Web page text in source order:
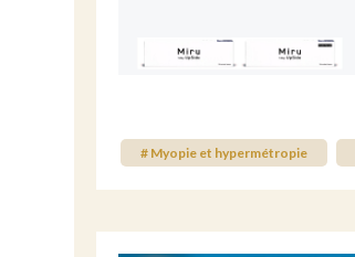
# Myopie et hypermétropie